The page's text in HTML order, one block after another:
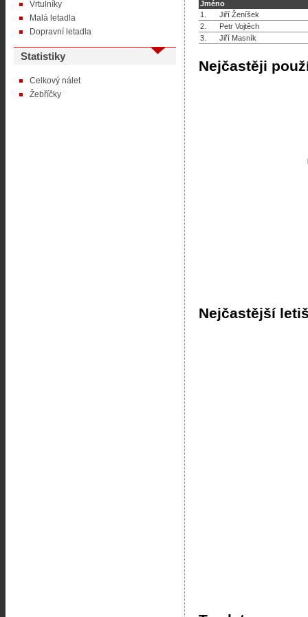
Vrtulníky
Malá letadla
Dopravní letadla
Statistiky
Celkový nálet
Žebříčky
Jméno
1.
Jiří Ženíšek
2.
Petr Vojtěch
3.
Jiří Masník
Nejčastěji
Nejčastější